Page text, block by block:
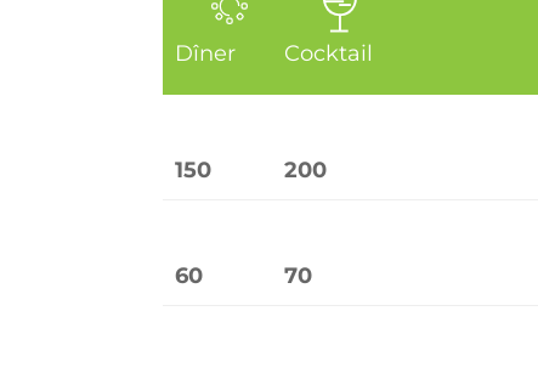
Dîner Cocktail
150
200
60
70